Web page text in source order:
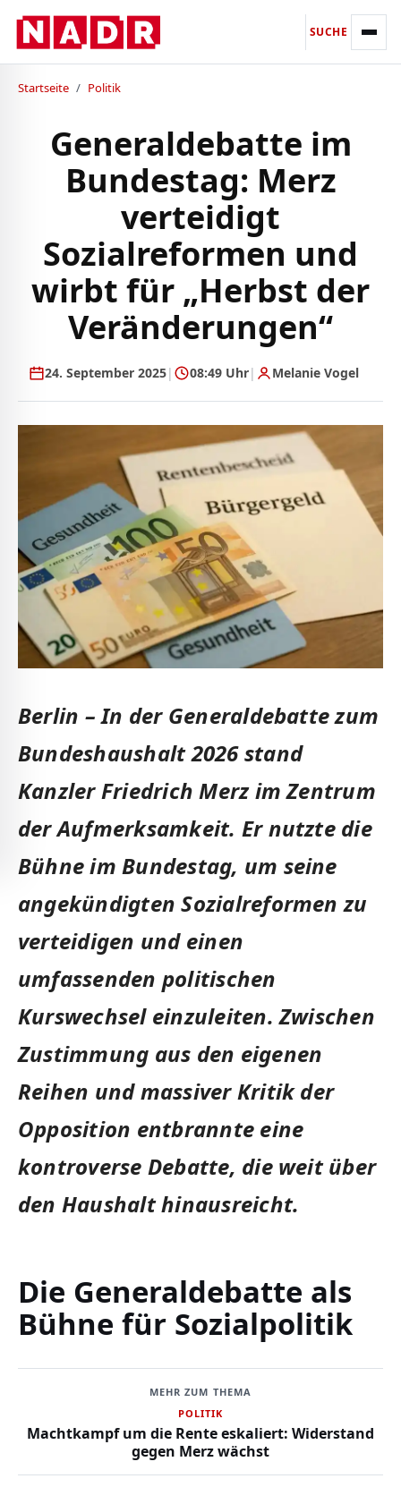
SUCHE
Startseite / Politik
Generaldebatte im
Bundestag: Merz
verteidigt
Sozialreformen und
wirbt für „Herbst der
Veränderungen“
24. September 2025| 08:49 Uhr| Melanie Vogel
Berlin – In der Generaldebatte zum
Bundeshaushalt 2026 stand
Kanzler Friedrich Merz im Zentrum
der Aufmerksamkeit. Er nutzte die
Bühne im Bundestag, um seine
angekündigten Sozialreformen zu
verteidigen und einen
umfassenden politischen
Kurswechsel einzuleiten. Zwischen
Zustimmung aus den eigenen
Reihen und massiver Kritik der
Opposition entbrannte eine
kontroverse Debatte, die weit über
den Haushalt hinausreicht.
Die Generaldebatte als
Bühne für Sozialpolitik
MEHR ZUM THEMA
POLITIK
Machtkampf um die Rente eskaliert: Widerstand
gegen Merz wächst